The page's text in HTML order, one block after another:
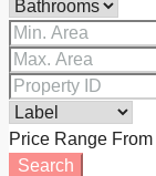
Price Range From
Search